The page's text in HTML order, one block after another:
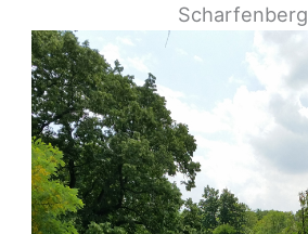
Scharfenberg